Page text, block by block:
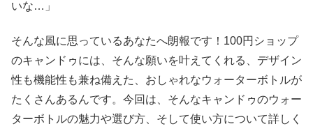
いな…」
そんな風に思っているあなたへ朗報です！100円ショップ
のキャンドゥには、そんな願いを叶えてくれる、デザイン
性も機能性も兼ね備えた、おしゃれなウォーターボトルが
たくさんあるんです。今回は、そんなキャンドゥのウォー
ターボトルの魅力や選び方、そして使い方について詳しく